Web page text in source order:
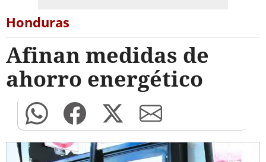
Honduras
Afinan medidas de
ahorro energético